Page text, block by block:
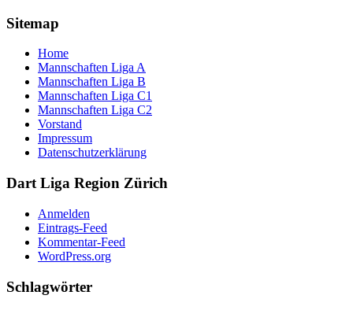
Sitemap
Home
Mannschaften Liga A
Mannschaften Liga B
Mannschaften Liga C1
Mannschaften Liga C2
Vorstand
Impressum
Datenschutzerklärung
Dart Liga Region Zürich
Anmelden
Eintrags-Feed
Kommentar-Feed
WordPress.org
Schlagwörter